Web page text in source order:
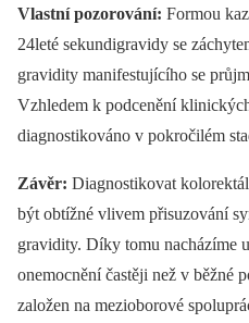
Vlastní pozorování: Formou
24leté sekundigravidy se
gravidity manifestujícího se
Vzhledem k podcenění
diagnostikováno v pokročilém
Závěr: Diagnostikovat
být obtížné vlivem přisuzování
gravidity. Díky tomu nacházíme
onemocnění častěji než v běžné
založen na mezioborové